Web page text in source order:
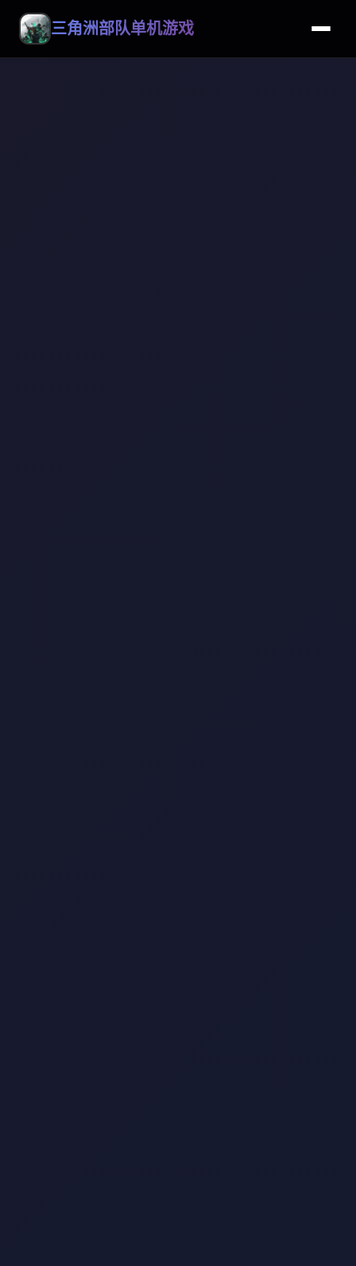
三角洲部队单机游戏